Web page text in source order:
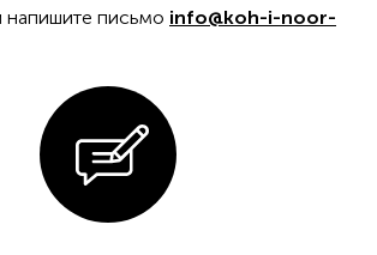
письмо info@koh-i-noor-